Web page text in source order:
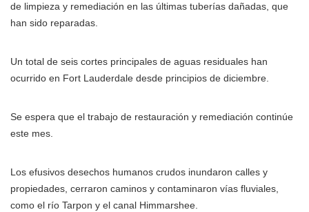
de limpieza y remediación en las últimas tuberías dañadas, que
han sido reparadas.
Un total de seis cortes principales de aguas residuales han
ocurrido en Fort Lauderdale desde principios de diciembre.
Se espera que el trabajo de restauración y remediación continúe
este mes.
Los efusivos desechos humanos crudos inundaron calles y
propiedades, cerraron caminos y contaminaron vías fluviales,
como el río Tarpon y el canal Himmarshee.